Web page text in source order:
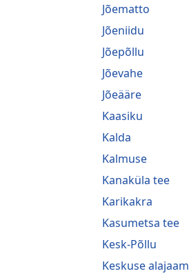
Jõematto
Jõeniidu
Jõepõllu
Jõevahe
Jõeääre
Kaasiku
Kalda
Kalmuse
Kanaküla tee
Karikakra
Kasumetsa tee
Kesk-Põllu
Keskuse alajaam